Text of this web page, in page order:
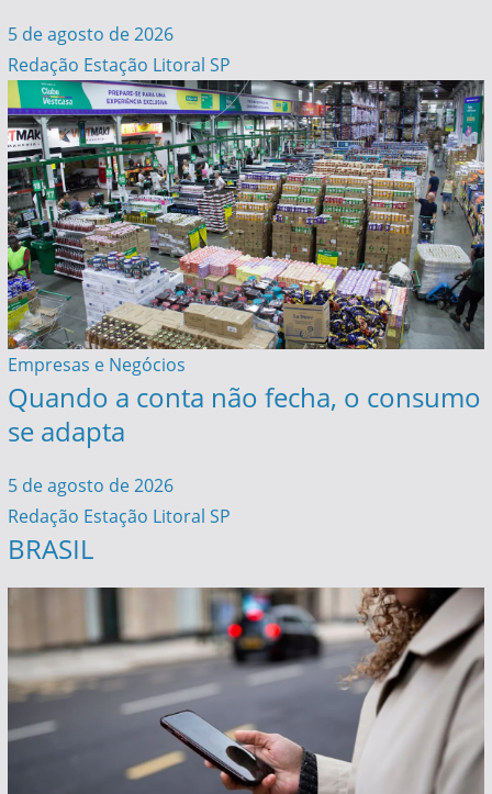
5 de agosto de 2026
Redação Estação Litoral SP
Empresas e Negócios
Quando a conta não fecha, o consumo
se adapta
5 de agosto de 2026
Redação Estação Litoral SP
BRASIL